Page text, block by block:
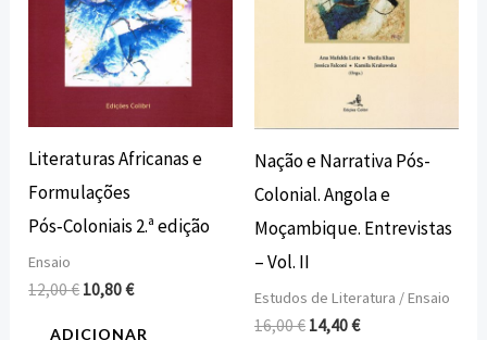
Literaturas Africanas e
Formulações
Pós‑Coloniais 2.ª edição
Ensaio
12,00€ 10,80€
ADICIONAR
Nação e Narrativa Pós-
Colonial. Angola e
Moçambique. Entrevistas
– Vol. II
Estudos de Literatura / Ensaio
16,00€ 14,40€